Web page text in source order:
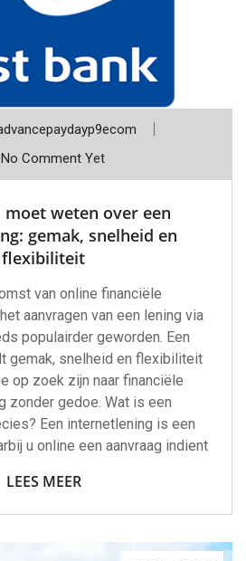
No Comment Yet
moet weten over een
gemak, snelheid en
flexibiliteit
van online financiële
aanvragen van een lening via
populairder geworden. Een
gemak, snelheid en flexibiliteit
op zoek zijn naar financiële
zonder gedoe. Wat is een
Een internetlening is een
u online een aanvraag indient
LEES MEER